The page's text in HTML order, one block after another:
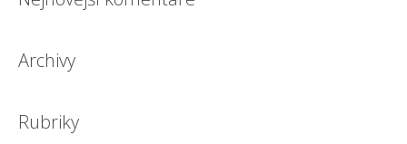
Archivy
Rubriky